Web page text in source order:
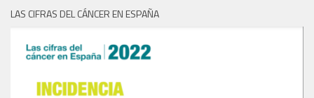
LAS CIFRAS DEL CÁNCER EN ESPAÑA